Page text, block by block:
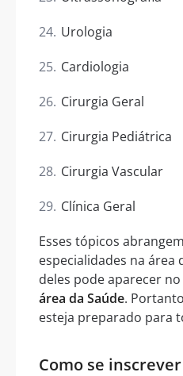
Urologia
Cardiologia
Cirurgia Geral
Cirurgia Pediátrica
Cirurgia Vascular
Clínica Geral
Esses tópicos
especialidades na área
deles pode aparecer
área da Saúde.
esteja preparado para
Como se